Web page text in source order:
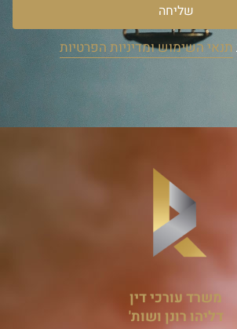
תנאי השימוש ומדיניות הפרטיות
שליחה
משרד עורכי דין
דליהו רונן ושות'